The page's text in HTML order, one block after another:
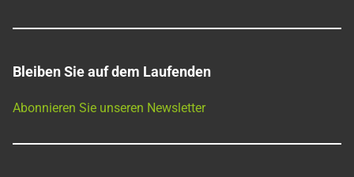
Bleiben Sie auf dem Laufenden
Abonnieren Sie unseren Newsletter